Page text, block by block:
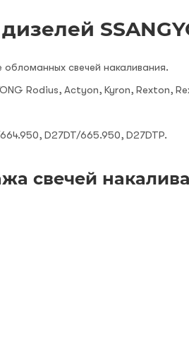
свечей накаливания.
Rodius, Actyon, Kyron, Rexton,
D27DT/665.950, D27DTP.
свечей